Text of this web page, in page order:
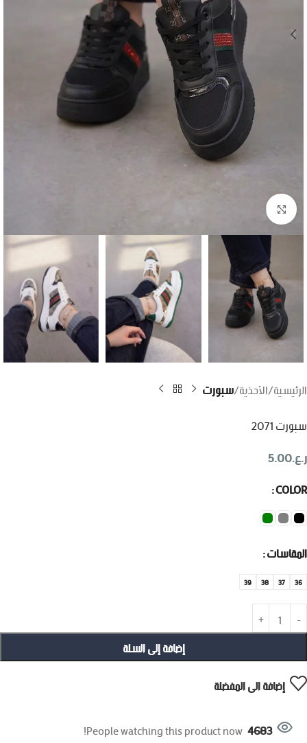
اضغط للتكبير
الرئيسية الأحذية سبورت
سبورت 2071
ر.ع.5.00
COLOR
المقاسات
36
37
38
39
إضافة إلى السلة
إضافة الى المفضلة
4683
People watching this product now!